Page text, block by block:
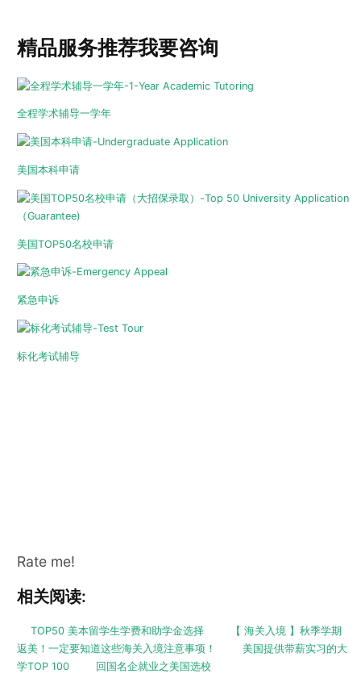
精品服务推荐我要咨询
全程学术辅导一学年
美国本科申请
美国TOP50名校申请
紧急申诉
标化考试辅导
Rate me!
相关阅读:
TOP50 美本留学生学费和助学金选择
【 海关入境 】秋季学期
返美！一定要知道这些海关入境注意事项！
美国提供带薪实习的大
学TOP 100
回国名企就业之美国选校